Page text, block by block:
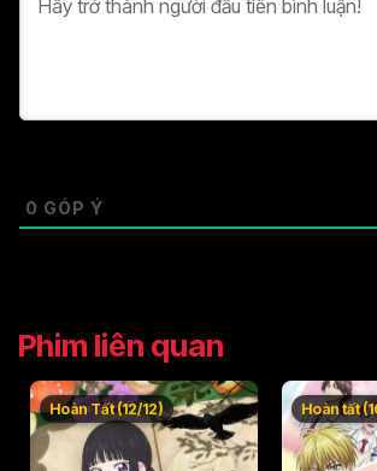
0 GÓP Ý
Phim liên quan
Hoàn Tất (12/12) Hoàn tất